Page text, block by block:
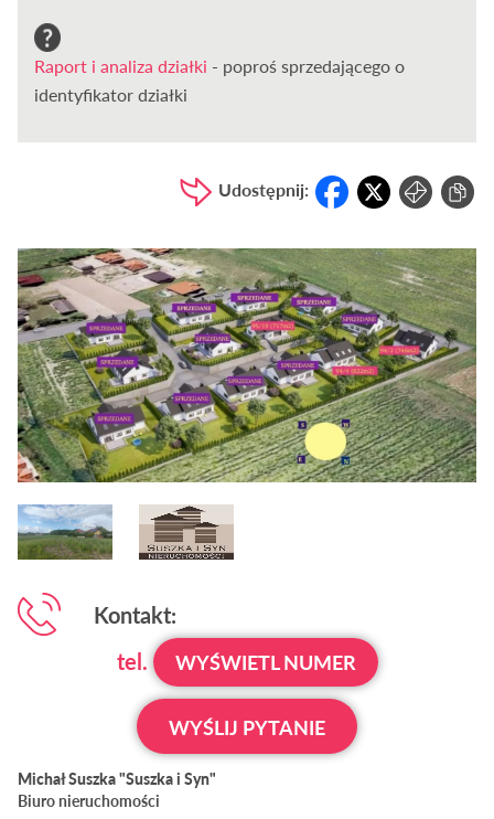
Raport i analiza działki - poproś sprzedającego o
identyfikator działki
Udostępnij:
Kontakt:
tel.
WYŚWIETL NUMER
WYŚLIJ PYTANIE
Michał Suszka "Suszka i Syn"
Biuro nieruchomości